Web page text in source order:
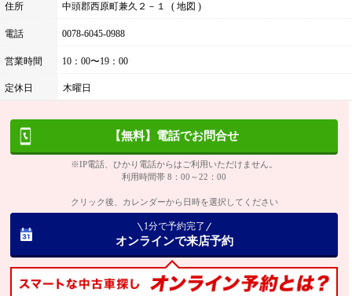
住所 中頭郡西原町兼久２－１ 地図
電話 0078-6045-0988
営業時間 10：00〜19：00
定休日 木曜日
【無料】電話でお問合せ
※IP電話、ひかり電話からはご利用いただけません。
利用時間帯 8：00～22：00
クリック後、カレンダーから日時を選択してください
1分で予約完了
オンラインで来店予約